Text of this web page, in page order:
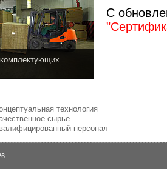
С
технология
сырье
персонал